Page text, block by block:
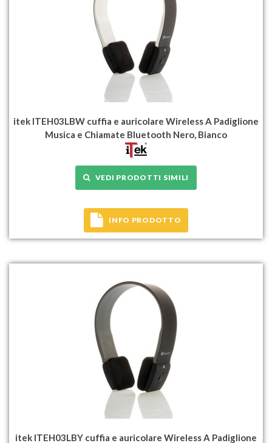
itek ITEH03LBW cuffia e auricolare Wireless A Padiglione
Musica e Chiamate Bluetooth Nero, Bianco
VEDI PRODOTTI SIMILI
INFO PRODOTTO
itek ITEH03LBY cuffia e auricolare Wireless A Padiglione